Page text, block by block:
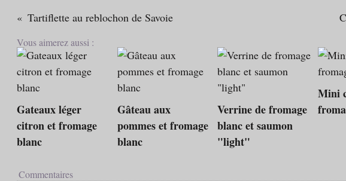
Tartiflette au reblochon de Savoie
Vous aimerez aussi :
Gateaux léger
citron et fromage
blanc
Gâteau aux
pommes et fromage
blanc
Verrine de fromage
blanc et saumon
"light"
Mini
Commentaires